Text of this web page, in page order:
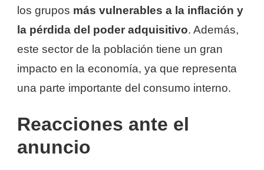
los grupos más vulnerables a la inflación y
la pérdida del poder adquisitivo. Además,
este sector de la población tiene un gran
impacto en la economía, ya que representa
una parte importante del consumo interno.
Reacciones ante el
anuncio